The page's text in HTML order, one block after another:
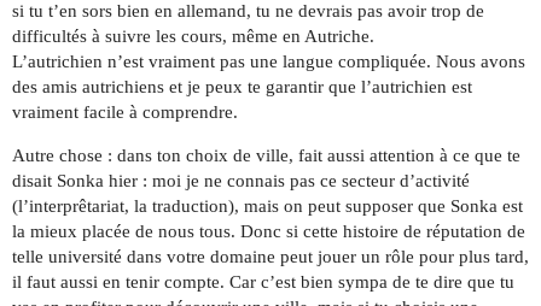
si tu t’en sors bien en allemand, tu ne devrais pas avoir trop de
difficultés à suivre les cours, même en Autriche.
L’autrichien n’est vraiment pas une langue compliquée. Nous avons
des amis autrichiens et je peux te garantir que l’autrichien est
vraiment facile à comprendre.
Autre chose : dans ton choix de ville, fait aussi attention à ce que te
disait Sonka hier : moi je ne connais pas ce secteur d’activité
(l’interprêtariat, la traduction), mais on peut supposer que Sonka est
la mieux placée de nous tous. Donc si cette histoire de réputation de
telle université dans votre domaine peut jouer un rôle pour plus tard,
il faut aussi en tenir compte. Car c’est bien sympa de te dire que tu